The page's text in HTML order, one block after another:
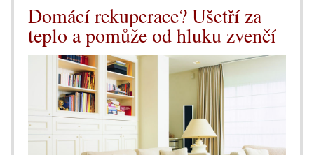
Domácí rekuperace? Ušetří za
teplo a pomůže od hluku zvenčí